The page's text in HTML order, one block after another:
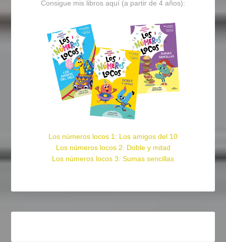
Consigue mis libros aquí (a partir de 4 años):
Los números locos 1: Los amigos del 10
Los números locos 2: Doble y mitad
Los números locos 3: Sumas sencillas